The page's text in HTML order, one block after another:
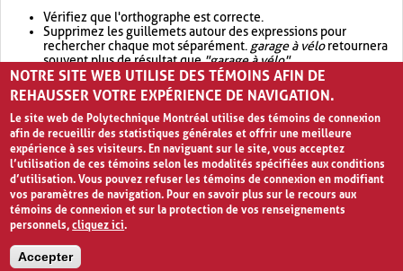
Vérifiez que l'orthographe est correcte.
Supprimez les guillemets autour des expressions pour
rechercher chaque mot séparément. garage à véloretournera
souvent plus de résultat que"garage à vélo".
Envisagez d'élargir votre recherche avec OR.garage OR vélo
retournera souvent plus de résultat quegarage à vélo
NOTRE SITE WEB UTILISE DES TÉMOINS AFIN DE
REHAUSSER VOTRE EXPÉRIENCE DE NAVIGATION.
Le site web de Polytechnique Montréal utilise des témoins de connexion
afin de recueillir des statistiques générales et offrir une meilleure
expérience à ses visiteurs. En naviguant sur le site, vous acceptez
l’utilisation de ces témoins selon les modalités spécifiées aux conditions
d’utilisation. Vous pouvez refuser les témoins de connexion en modifiant
vos paramètres de navigation. Pour en savoir plus sur le recours aux
témoins de connexion et sur la protection de vos renseignements
personnels,cliquez ici.
Accepter